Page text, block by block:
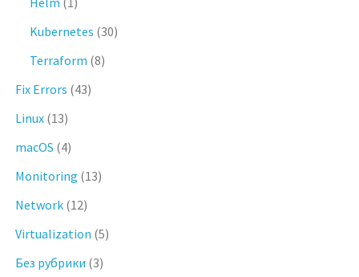
Kubernetes (30)
Terraform (8)
Fix Errors (43)
Linux (13)
macOS (4)
Monitoring (13)
Network (12)
Virtualization (5)
Без рубрики (3)